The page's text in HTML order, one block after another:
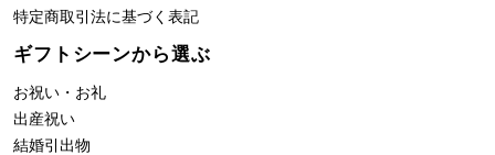
特定商取引法に基づく表記
ギフトシーンから選ぶ
お祝い・お礼
出産祝い
結婚引出物